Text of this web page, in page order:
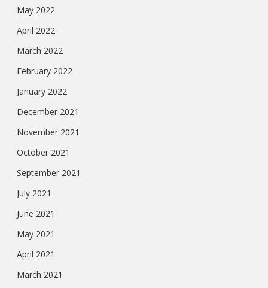
May 2022
April 2022
March 2022
February 2022
January 2022
December 2021
November 2021
October 2021
September 2021
July 2021
June 2021
May 2021
April 2021
March 2021